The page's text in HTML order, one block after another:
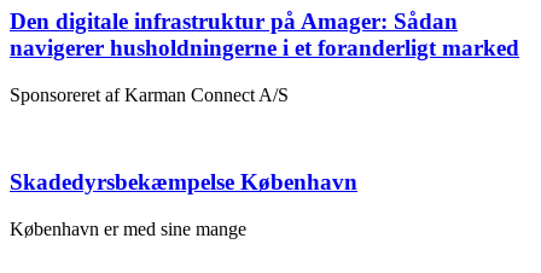
Den digitale infrastruktur på Amager: Sådan
navigerer husholdningerne i et foranderligt marked
Sponsoreret af Karman Connect A/S
Skadedyrsbekæmpelse København
København er med sine mange